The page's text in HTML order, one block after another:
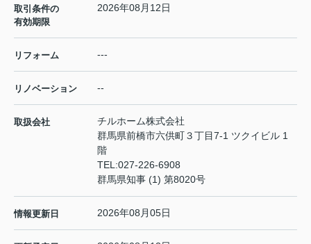
取引条件の
有効期限
2026年08月12日
リフォーム ---
リノベーション --
取扱会社
チルホーム株式会社
群馬県前橋市六供町３丁目7-1 ツクイビル 1
階
TEL:027-226-6908
群馬県知事 (1) 第8020号
情報更新日 2026年08月05日